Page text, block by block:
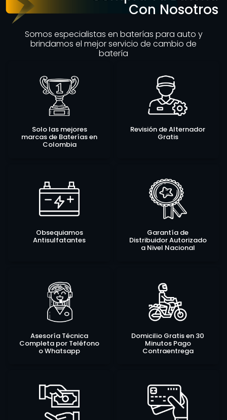
Con Nosotros
Somos especialistas en baterías para auto y
brindamos el mejor servicio de cambio de
batería
Solo las mejores
marcas de Baterías en
Colombia
Revisión de Alternador
Gratis
Obsequiamos
Antisulfatantes
Garantía de
Distribuidor Autorizado
a Nivel Nacional
Asesoría Técnica
Completa por Teléfono
o Whatsapp
Domicilio Gratis en 30
Minutos Pago
Contraentrega